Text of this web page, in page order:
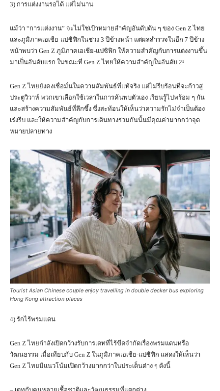
3) การแต่งงานรอได้ แต่ไม่นาน
แม้ว่า “การแต่งงาน” จะไม่ใช่เป้าหมายสำคัญอันดับต้น ๆ ของ Gen Z ไทย
และภูมิภาคเอเชีย-แปซิฟิกในช่วง 3 ปีข้างหน้า แต่ผลสำรวจในอีก 7 ปีข้าง
หน้าพบว่า Gen Z ภูมิภาคเอเชีย-แปซิฟิก ให้ความสำคัญกับการแต่งงานขึ้น
มาเป็นอันดับแรก ในขณะที่ Gen Z ไทยให้ความสำคัญในอันดับ 2¹
Gen Z ไทยยังคงเชื่อมั่นในความสัมพันธ์ที่แท้จริง แต่ไม่รีบร้อนที่จะก้าวสู่
ประตูวิวาห์ พวกเขาเลือกใช้เวลาในการค้นพบตัวเอง เรียนรู้ไปพร้อม ๆ กัน
และสร้างความสัมพันธ์ที่ลึกซึ้ง ซึ่งสะท้อนให้เห็นว่าความรักไม่จำเป็นต้อง
เร่งรีบ และให้ความสำคัญกับการเดินทางร่วมกันนั้นมีคุณค่ามากกว่าจุด
หมายปลายทาง
Tourist Asian Chinese couple enjoy travelling in double decker bus exploring
Hong Kong attraction places
4) รักไร้พรมแดน
Gen Z ไทยกำลังเปิดกว้างรับการเดทที่ไร้ขีดจำกัดเรื่องพรมแดนหรือ
วัฒนธรรม เมื่อเทียบกับ Gen Z ในภูมิภาคเอเชีย-แปซิฟิก แสดงให้เห็นว่า
Gen Z ไทยมีแนวโน้มเปิดกว้างมากกว่าในประเด็นต่าง ๆ ดังนี้